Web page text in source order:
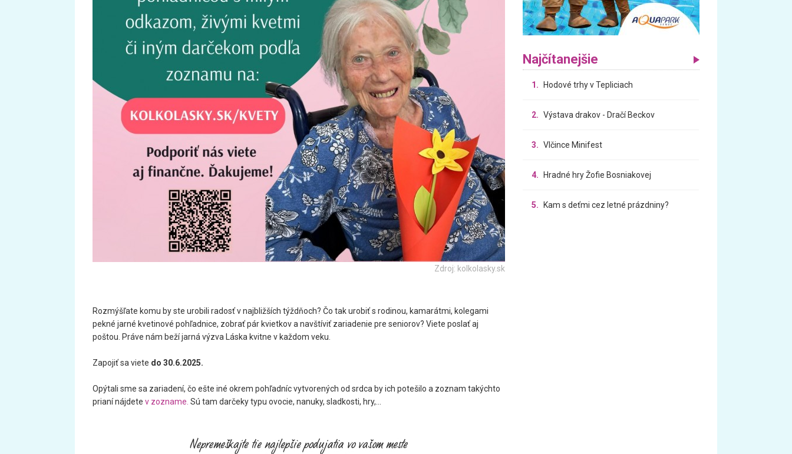
Zdroj: kolkolasky.sk
Rozmýšľate komu by ste urobili radosť v najbližších týždňoch? Čo tak urobiť s rodinou, kamarátmi, kolegami
pekné jarné kvetinové pohľadnice, zobrať pár kvietkov a navštíviť zariadenie pre seniorov? Viete poslať aj
poštou. Práve nám beží jarná výzva Láska kvitne v každom veku.
Zapojiť sa viete do 30.6.2025.
Opýtali sme sa zariadení, čo ešte iné okrem pohľadníc vytvorených od srdca by ich potešilo a zoznam takýchto
prianí nájdete v zozname. Sú tam darčeky typu ovocie, nanuky, sladkosti, hry,...
Najčítanejšie
1. Hodové trhy v Tepliciach
2. Výstava drakov - Dračí Beckov
3. Vlčince Minifest
4. Hradné hry Žofie Bosniakovej
5. Kam s deťmi cez letné prázdniny?